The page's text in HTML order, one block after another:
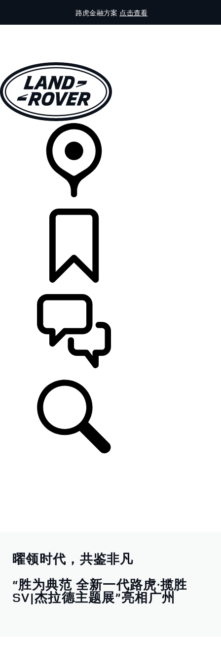
路虎金融方案 点击查看
曜领时代，共鉴非凡
“胜为典范 全新一代路虎·揽胜
SV|杰拉德主题展”亮相广州